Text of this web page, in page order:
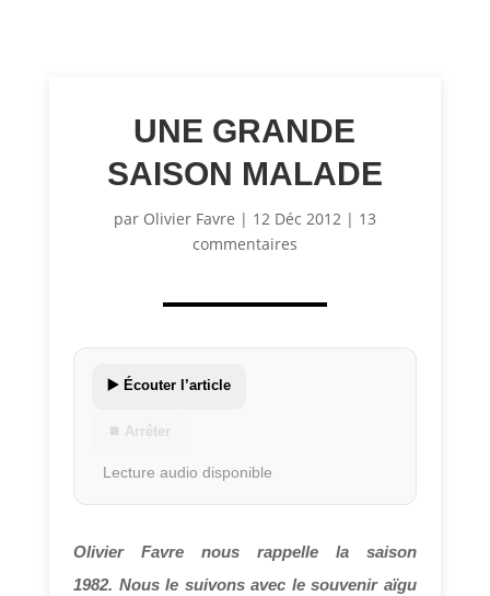
UNE GRANDE
SAISON MALADE
par Olivier Favre | 12 Déc 2012| 13
commentaires
▶️ Écouter l’article
⏹ Arrêter
Lecture audio disponible
Olivier Favre nous rappelle la saison
1982. Nous le suivons avec le souvenir aïgu